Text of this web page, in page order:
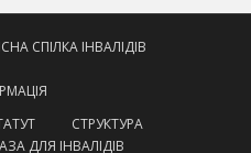
СПІЛКА ІНВАЛІДІВ
СТРУКТУРА
ДЛЯ ІНВАЛІДІВ